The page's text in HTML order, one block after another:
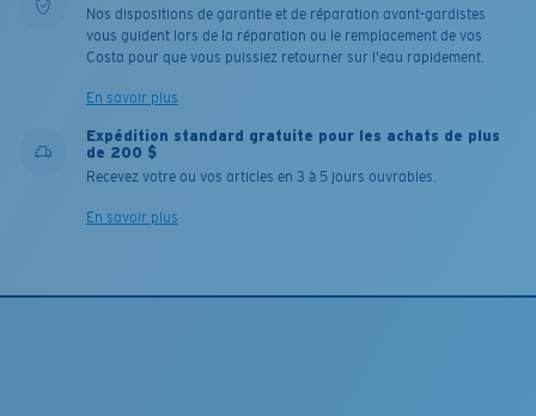
Nos dispositions de garantie et de réparation avant-gardistes
vous guident lors de la réparation ou le remplacement de vos
Costa pour que vous puissiez retourner sur l'eau rapidement.
En savoir plus
Expédition standard gratuite pour les achats de plus
de 200 $
Recevez votre ou vos articles en 3 à 5 jours ouvrables.
En savoir plus